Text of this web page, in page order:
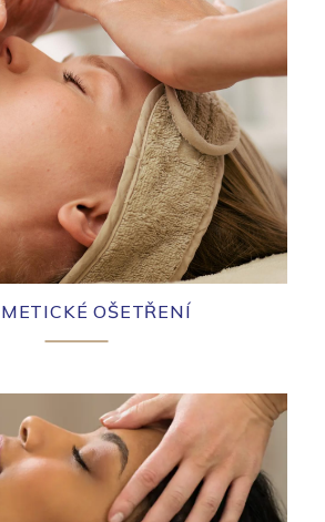
OŠETŘENÍ